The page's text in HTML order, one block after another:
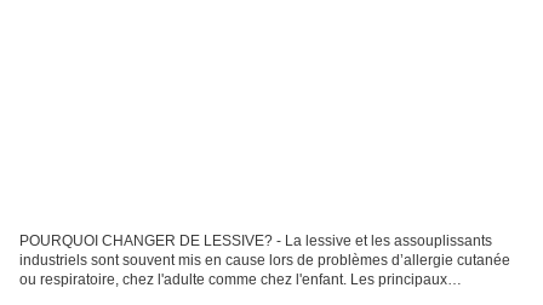
POURQUOI CHANGER DE LESSIVE? - La lessive et les assouplissants
industriels sont souvent mis en cause lors de problèmes d’allergie cutanée
ou respiratoire, chez l'adulte comme chez l'enfant. Les principaux